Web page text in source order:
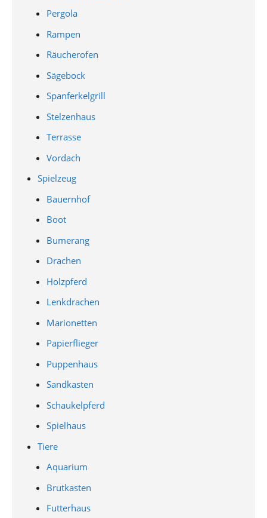
Pergola
Rampen
Räucherofen
Sägebock
Spanferkelgrill
Stelzenhaus
Terrasse
Vordach
Spielzeug
Bauernhof
Boot
Bumerang
Drachen
Holzpferd
Lenkdrachen
Marionetten
Papierflieger
Puppenhaus
Sandkasten
Schaukelpferd
Spielhaus
Tiere
Aquarium
Brutkasten
Futterhaus